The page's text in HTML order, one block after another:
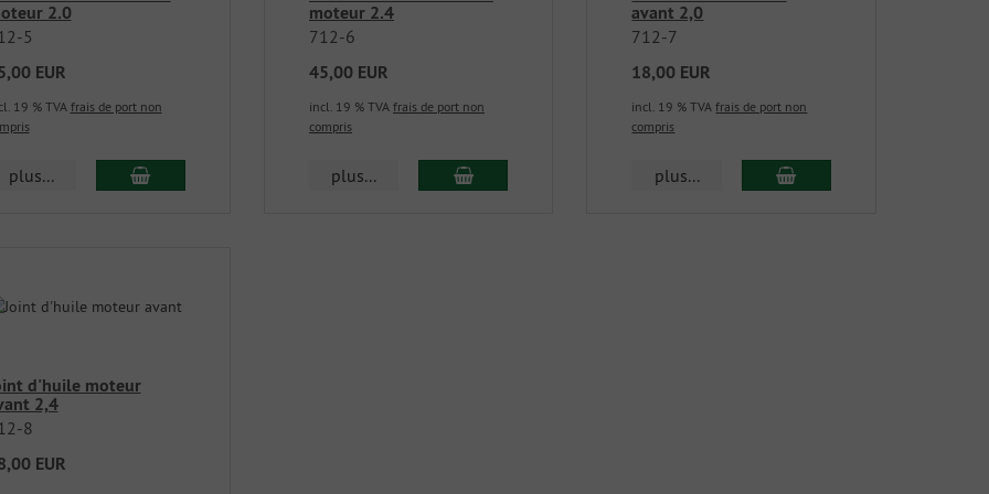
2.0
5
EUR
19 % TVAfrais de port non
plus...
moteur 2.4
712-6
45,00 EUR
incl. 19 % TVA frais de port non
compris
plus...
avant 2,0
712-7
18,00 EUR
incl. 19 % TVAfrais de port non
compris
plus...
d'huile moteur
2,4
8
EUR